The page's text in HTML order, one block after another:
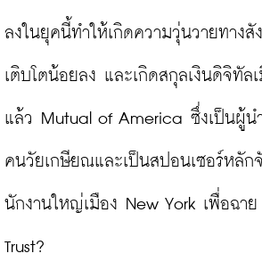
ลงในยุคนี้ทำให้เกิดความวุ่นวายทางสั
เติบโตน้อยลง และเกิดสกุลเงินดิจิทัล
แล้ว Mutual of America ซึ่งเป็นผู้น
คนวัยเกษียณและเป็นสปอนเซอร์หลัก
นักงานใหญ่เมือง New York เพื่อฉา
Trust?